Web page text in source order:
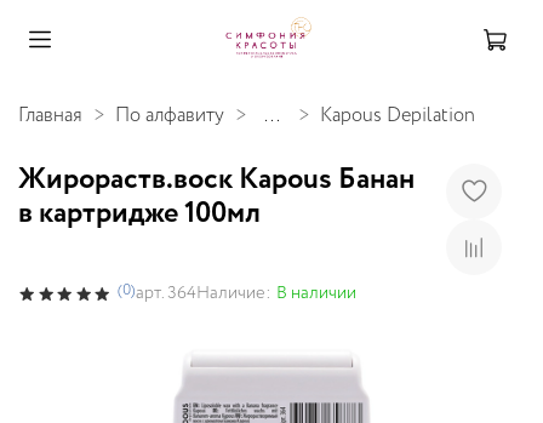
Главная По алфавиту ... Kapous Depilation
Жирораств.воск Kapous Банан
в картридже 100мл
(0)арт.364Наличие: В наличии